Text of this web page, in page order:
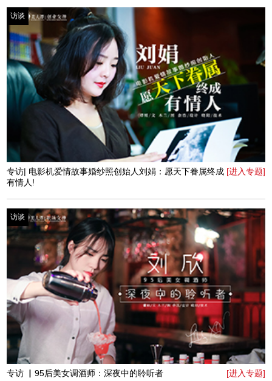
[进入专题]
专访丨河南广播电视台主持人晓奇：做有温度的表达者
访谈
[进入专题]
专访丨薛琹：新型社交，得体比美丽更重要
访谈